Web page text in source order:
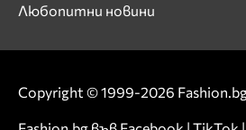
Любопитни новини
Copyright © 1999-2026